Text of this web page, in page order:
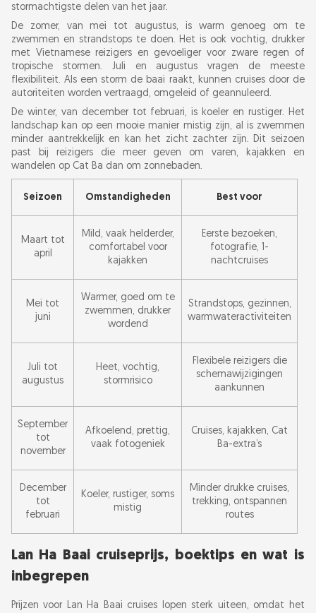
stormachtigste delen van het jaar.
De zomer, van mei tot augustus, is warm genoeg om te
zwemmen en strandstops te doen. Het is ook vochtig, drukker
met Vietnamese reizigers en gevoeliger voor zware regen of
tropische stormen. Juli en augustus vragen de meeste
flexibiliteit. Als een storm de baai raakt, kunnen cruises door de
autoriteiten worden vertraagd, omgeleid of geannuleerd.
De winter, van december tot februari, is koeler en rustiger. Het
landschap kan op een mooie manier mistig zijn, al is zwemmen
minder aantrekkelijk en kan het zicht zachter zijn. Dit seizoen
past bij reizigers die meer geven om varen, kajakken en
wandelen op Cat Ba dan om zonnebaden.
Seizoen Omstandigheden Best voor
Maart tot
april
Mild, vaak helderder,
comfortabel voor
kajakken
Eerste bezoeken,
fotografie, 1-
nachtcruises
Mei tot
juni
Warmer, goed om te
zwemmen, drukker
wordend
Strandstops, gezinnen,
warmwateractiviteiten
Juli tot
augustus
Heet, vochtig,
stormrisico
Flexibele reizigers die
schemawijzigingen
aankunnen
September
tot
november
Afkoelend, prettig,
vaak fotogeniek
Cruises, kajakken, Cat
Ba-extra’s
December
tot
februari
Koeler, rustiger, soms
mistig
Minder drukke cruises,
trekking, ontspannen
routes
Lan Ha Baai cruiseprijs, boektips en wat is
inbegrepen
Prijzen voor Lan Ha Baai cruises lopen sterk uiteen, omdat het